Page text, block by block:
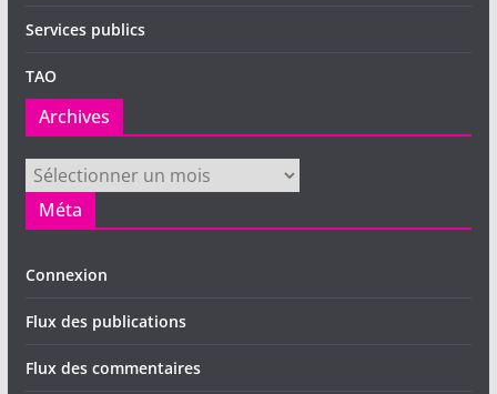
Services publics
TAO
Archives
Archives
Méta
Connexion
Flux des publications
Flux des commentaires